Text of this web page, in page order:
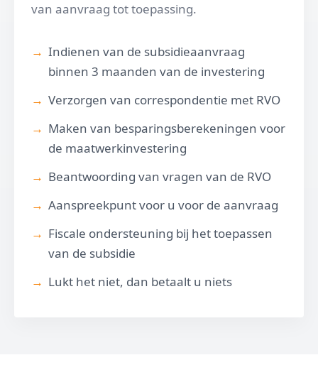
van aanvraag tot toepassing.
Indienen van de subsidieaanvraag
binnen 3 maanden van de investering
Verzorgen van correspondentie met RVO
Maken van besparingsberekeningen voor
de maatwerkinvestering
Beantwoording van vragen van de RVO
Aanspreekpunt voor u voor de aanvraag
Fiscale ondersteuning bij het toepassen
van de subsidie
Lukt het niet, dan betaalt u niets